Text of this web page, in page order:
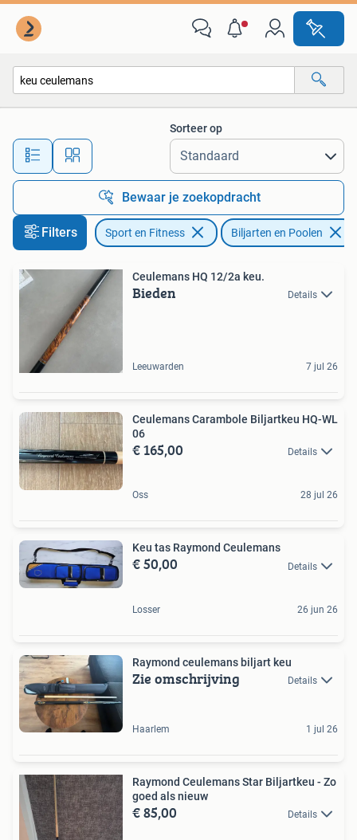
Alle afstanden…
Sorteer op
Bewaar je zoekopdracht
Filters Sport en Fitness Biljarten en Poolen
Ceulemans HQ 12/2a keu.
Bieden Details
Leeuwarden 7 jul 26
Ceulemans Carambole Biljartkeu HQ-WL
06
€ 165,00 Details
Oss 28 jul 26
Keu tas Raymond Ceulemans
€ 50,00 Details
Losser 26 jun 26
Raymond ceulemans biljart keu
Zie omschrijving Details
Haarlem 1 jul 26
Raymond Ceulemans Star Biljartkeu - Zo
goed als nieuw
€ 85,00 Details